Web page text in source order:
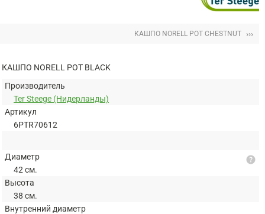
КАШПО NORELL POT CHESTNUT ›››
КАШПО NORELL POT BLACK
Производитель
Ter Steege (Нидерланды)
Артикул
6PTR70612
Диаметр
42 см.
Высота
38 см.
Внутренний диаметр
help